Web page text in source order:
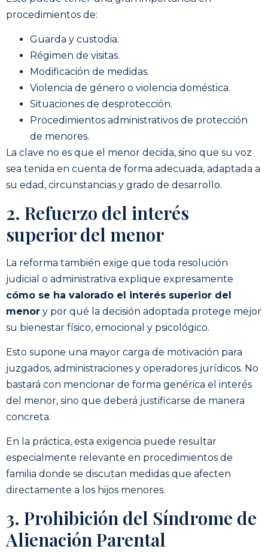
procedimientos de:
Guarda y custodia.
Régimen de visitas.
Modificación de medidas.
Violencia de género o violencia doméstica.
Situaciones de desprotección.
Procedimientos administrativos de protección
de menores.
La clave no es que el menor decida, sino que su voz
sea tenida en cuenta de forma adecuada, adaptada a
su edad, circunstancias y grado de desarrollo.
2. Refuerzo del interés
superior del menor
La reforma también exige que toda resolución
judicial o administrativa explique expresamente
cómo se ha valorado el interés superior del
menor y por qué la decisión adoptada protege mejor
su bienestar físico, emocional y psicológico.
Esto supone una mayor carga de motivación para
juzgados, administraciones y operadores jurídicos. No
bastará con mencionar de forma genérica el interés
del menor, sino que deberá justificarse de manera
concreta.
En la práctica, esta exigencia puede resultar
especialmente relevante en procedimientos de
familia donde se discutan medidas que afecten
directamente a los hijos menores.
3. Prohibición del Síndrome de
Alienación Parental